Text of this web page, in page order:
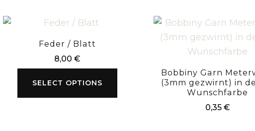
Feder / Blatt
8,00 €
SELECT OPTIONS
Bobbiny Garn
(3mm gezwirnt) in
Wunschfarbe
0,35 €